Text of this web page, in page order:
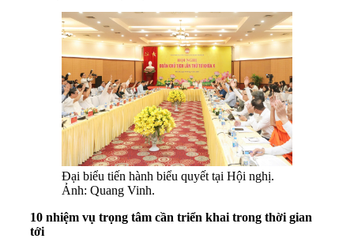
Đại biểu tiến hành biểu quyết tại Hội nghị.
Ảnh: Quang Vinh.
10 nhiệm vụ trọng tâm cần triển khai trong thời gian
tới